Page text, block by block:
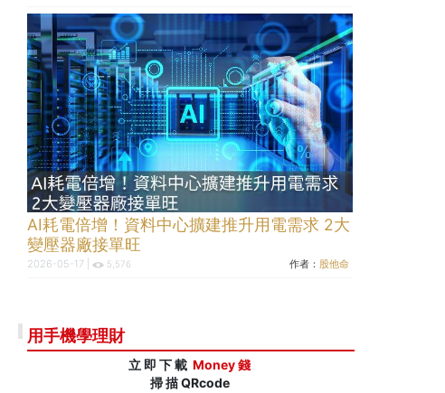
AI耗電倍增！資料中心擴建推升用電需求 2大
變壓器廠接單旺
2026-05-17 | 5,576 作者： 股他命
用手機學理財
立 即 下 載 Money 錢
掃 描 QRcode